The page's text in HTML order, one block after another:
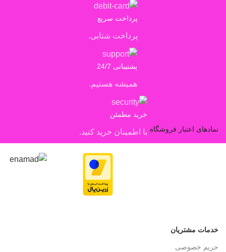
پرداخت سریع
پرداخت شتابی.
پشتیبانی 24/7
همیشه هستیم.
خرید مطمئن
با اطمینان خرید کنید. نمادهای اعتبار فروشگاه
خدمات مشتریان
حریم خصوصی